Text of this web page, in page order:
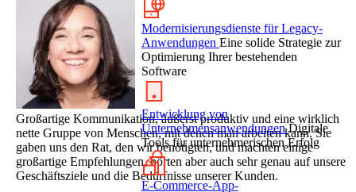
Großartige Kommunikation, äußerst produktiv und eine wirklich
nette Gruppe von Menschen, mit denen man arbeiten kann. Sie
gaben uns den Rat, den wir benötigten, und machten einige
großartige Empfehlungen, hörten aber auch sehr genau auf unsere
Geschäftsziele und die Bedürfnisse unserer Kunden.
Modernisierungsdienste für Legacy-
Anwendungen Eine solide Strategie zur
Optimierung Ihrer bestehenden
Software
Entwicklung von
Unternehmensanwendungen Digitale
Tools für unternehmerischen Erfolg
E-Commerce-App-